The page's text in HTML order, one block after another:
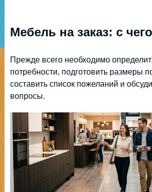
Мебель на заказ: с
Прежде всего необходимо
потребности, подготовить размеры
составить список пожеланий и
вопросы.